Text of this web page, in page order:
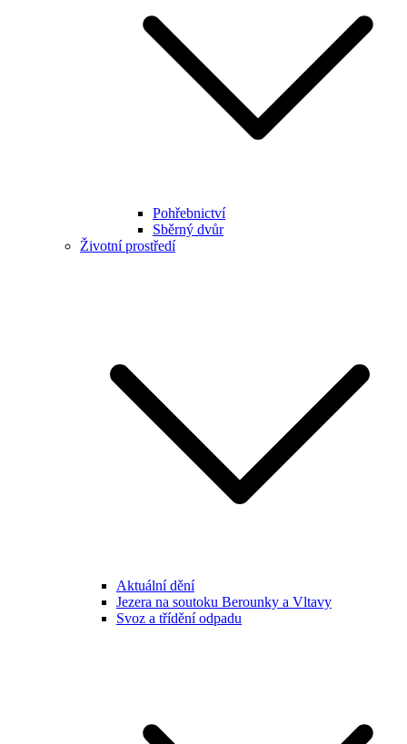
Pohřebnictví
Sběrný dvůr
Životní prostředí
Aktuální dění
Jezera na soutoku Berounky a Vltavy
Svoz a třídění odpadu